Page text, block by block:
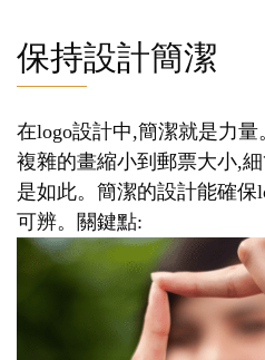
保持設計簡潔
在logo設計中,簡潔就是力
複雜的畫縮小到郵票大小,
是如此。簡潔的設計能確
可辨。關鍵點: